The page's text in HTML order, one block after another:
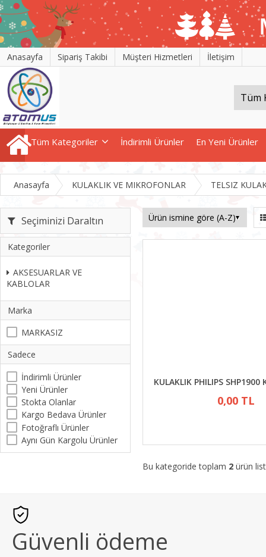
Anasayfa Sipariş Takibi Müşteri Hizmetleri İletişim
Tüm Kategoriler İndirimli Ürünler En Yeni Ürünler
Anasayfa KULAKLIK VE MIKROFONLAR TELSIZ
Seçiminizi Daraltın
Kategoriler
AKSESUARLAR VE
KABLOLAR
Marka
MARKASIZ
Sadece
İndirimli Ürünler
Yeni Ürünler
Stokta Olanlar
Kargo Bedava Ürünler
Fotoğraflı Ürünler
Aynı Gün Kargolu Ürünler
KULAKLIK PHILIPS SHP1900
0,00 TL
Bu kategoride toplam 2 ürün
Güvenli ödeme